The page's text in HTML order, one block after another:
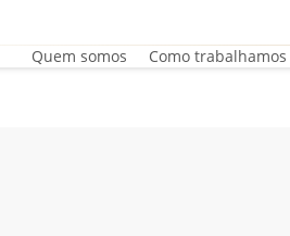
Quem somos Como trabalhamos